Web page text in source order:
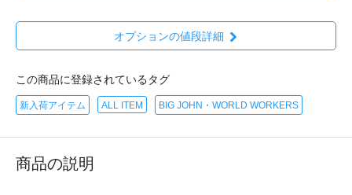
オプションの値段詳細
この商品に登録されているタグ
新入荷アイテム ALL ITEM BIG JOHN・WORLD WORKERS
商品の説明